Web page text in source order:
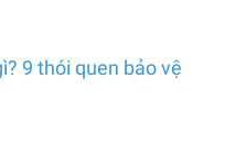
9 thói quen bảo vệ